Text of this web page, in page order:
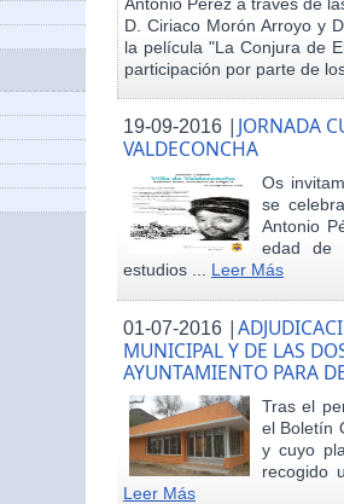
D. Ciriaco Morón Arroyo y
la película "La Conjura de
participación por parte de
19-09-2016 | JORNADA
VALDECONCHA
Os
se
Antonio
edad de
estudios ... Leer Más
01-07-2016 |
MUNICIPAL Y DE LAS
AYUNTAMIENTO PARA
Tras el
el Boletín
y cuyo
recogido
Leer Más